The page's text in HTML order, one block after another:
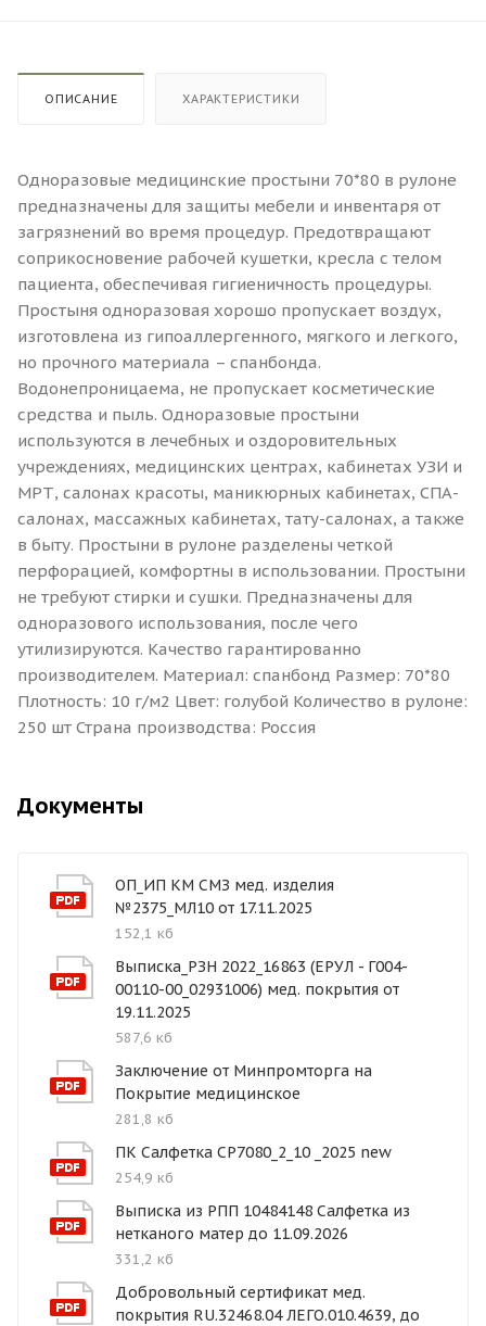
ОПИСАНИЕ ХАРАКТЕРИСТИКИ
Одноразовые медицинские простыни 70*80 в рулоне
предназначены для защиты мебели и инвентаря от
загрязнений во время процедур. Предотвращают
соприкосновение рабочей кушетки, кресла с телом
пациента, обеспечивая гигиеничность процедуры.
Простыня одноразовая хорошо пропускает воздух,
изготовлена из гипоаллергенного, мягкого и легкого,
но прочного материала – спанбонда.
Водонепроницаема, не пропускает косметические
средства и пыль. Одноразовые простыни
используются в лечебных и оздоровительных
учреждениях, медицинских центрах, кабинетах УЗИ и
МРТ, салонах красоты, маникюрных кабинетах, СПА-
салонах, массажных кабинетах, тату-салонах, а также
в быту. Простыни в рулоне разделены четкой
перфорацией, комфортны в использовании. Простыни
не требуют стирки и сушки. Предназначены для
одноразового использования, после чего
утилизируются. Качество гарантированно
производителем. Материал: спанбонд Размер: 70*80
Плотность: 10 г/м2 Цвет: голубой Количество в рулоне:
250 шт Страна производства: Россия
Документы
ОП_ИП КМ СМЗ мед. изделия
№2375_МЛ10 от 17.11.2025
152,1 кб
Выписка_РЗН 2022_16863 (ЕРУЛ - Г004-
00110-00_02931006) мед. покрытия от
19.11.2025
587,6 кб
Заключение от Минпромторга на
Покрытие медицинское
281,8 кб
ПК Салфетка СР7080_2_10 _2025 new
254,9 кб
Выписка из РПП 10484148 Салфетка из
нетканого матер до 11.09.2026
331,2 кб
Добровольный сертификат мед.
покрытия RU.32468.04 ЛЕГО.010.4639, до